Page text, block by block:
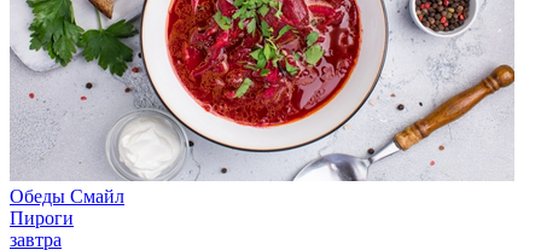
Обеды Смайл
Пироги
завтра